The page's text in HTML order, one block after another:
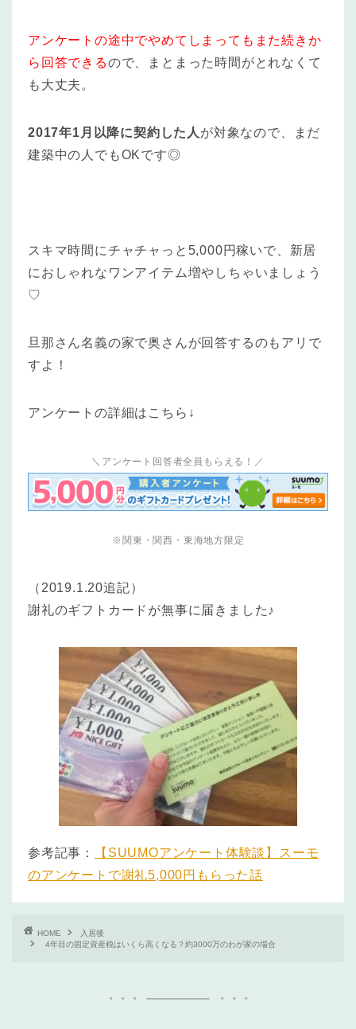
アンケートの途中でやめてしまってもまた続きか
ら回答できるので、まとまった時間がとれなくて
も大丈夫。
2017年1月以降に契約した人 が対象なので、まだ
建築中の人でもOKです◎
スキマ時間にチャチャっと5,000円稼いで、新居
におしゃれなワンアイテム増やしちゃいましょう
♡
旦那さん名義の家で奥さんが回答するのもアリで
すよ！
アンケートの詳細はこちら↓
＼アンケート回答者全員もらえる！／
※関東・関西・東海地方限定
（2019.1.20追記）
謝礼のギフトカードが無事に届きました♪
参考記事：
【SUUMOアンケート体験談】スーモ
のアンケートで謝礼5,000円もらった話
HOME
入居後
4年目の固定資産税はいくら高くなる？約3000万のわが家の場合